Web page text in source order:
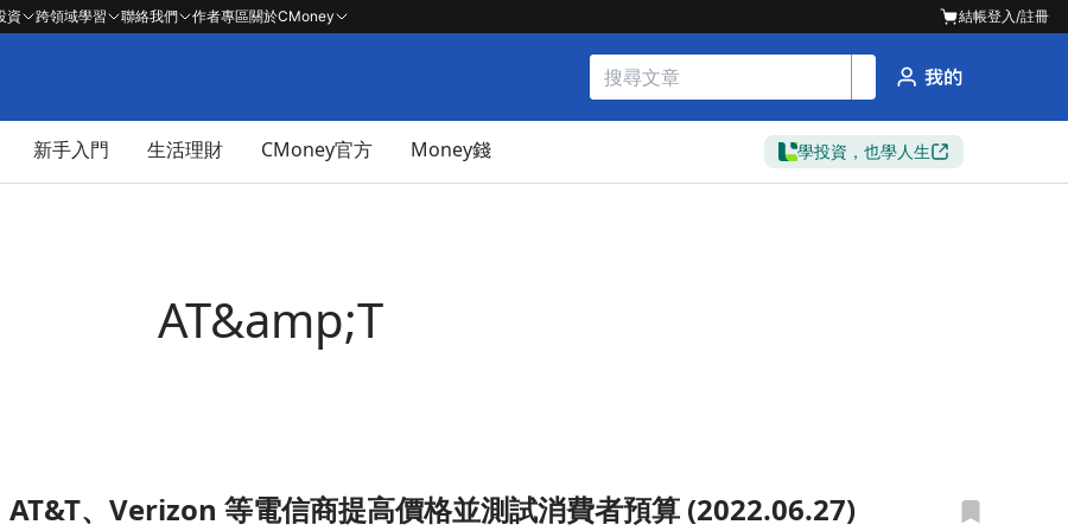
資 跨領域學習 聯絡我們 作者專區關於CMoney 結帳登入/註冊
新手入門 生活理財 CMoney官方 Money錢 學投資，也學人生
AT&amp;T
測試消費者預算 (2022.06.27)文章頁
AT&T、Verizon 等電信商提高價格並測試消費者預算 (2022.06.27)